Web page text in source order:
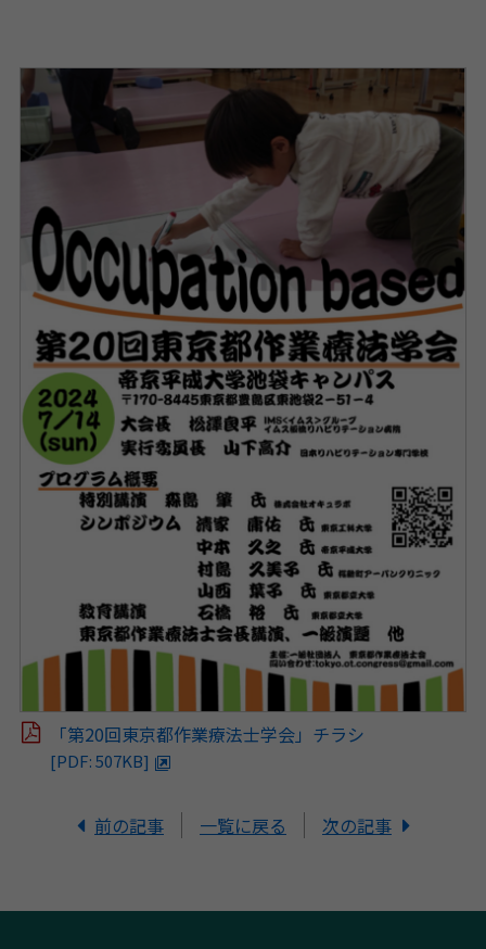
「第20回東京都作業療法士学会」チラシ
[PDF: 507KB]
前の記事 一覧に戻る 次の記事